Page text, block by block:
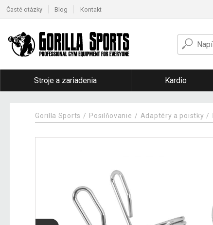
Časté otázky Blog Kontakt
Stroje a zariadenia Kardio
Gorilla Sports Posilňovanie Adaptéry a poistky